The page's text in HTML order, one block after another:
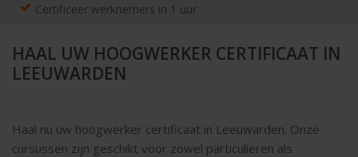
Certificeer werknemers in 1 uur
HAAL UW HOOGWERKER CERTIFICAAT IN
LEEUWARDEN
Haal nu uw hoogwerker certificaat in Leeuwarden. Onze
cursussen zijn geschikt voor zowel particulieren als